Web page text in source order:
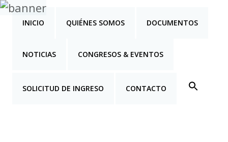
INICIO QUIÉNES SOMOS DOCUMENTOS
NOTICIAS CONGRESOS & EVENTOS
SOLICITUD DE INGRESO CONTACTO